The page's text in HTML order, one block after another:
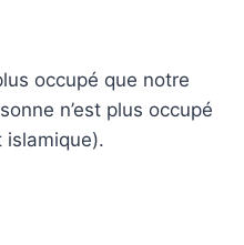
occupé que notre
n’est plus occupé
islamique).